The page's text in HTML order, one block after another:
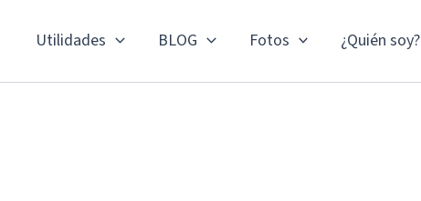
Utilidades BLOG Fotos ¿Quién soy?